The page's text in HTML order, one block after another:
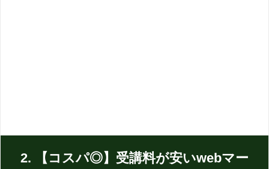
2. 【コスパ◎】受講料が安いwebマー